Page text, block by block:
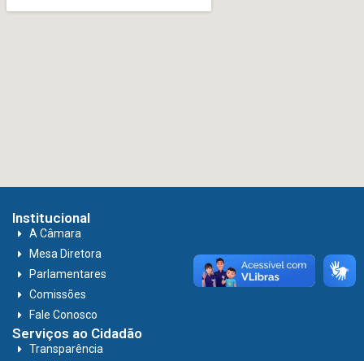
Institucional
A Câmara
Mesa Diretora
Parlamentares
Comissões
Fale Conosco
Serviços ao Cidadão
Transparência